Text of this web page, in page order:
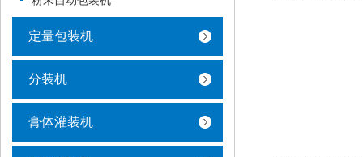
定量包装机
分装机
膏体灌装机